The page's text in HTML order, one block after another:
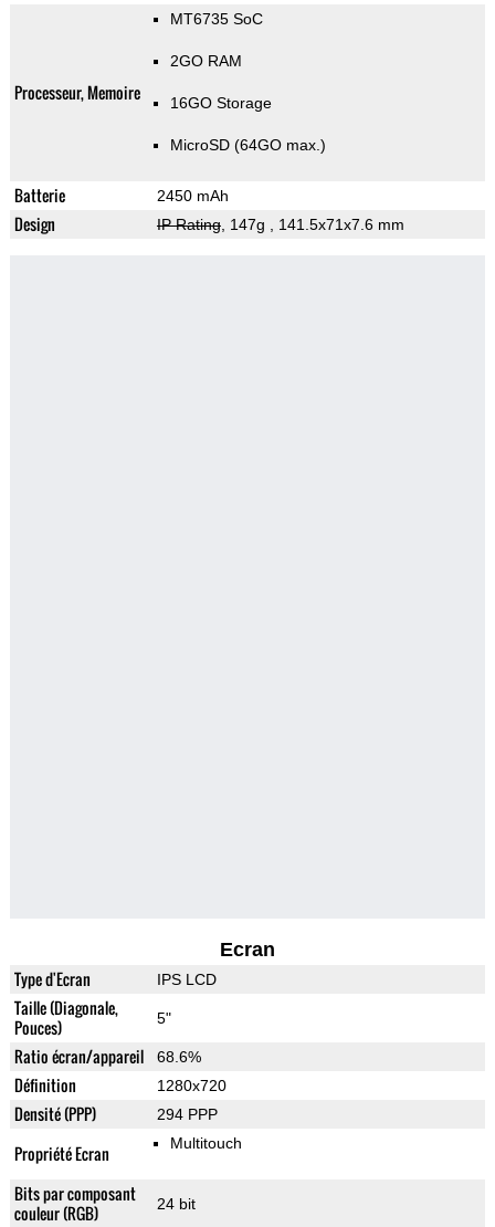
Processeur, Memoire
MT6735 SoC
2GO RAM
16GO Storage
MicroSD (64GO max.)
Batterie 2450 mAh
Design IP Rating, 147g , 141.5x71x7.6 mm
Ecran
Type d'Ecran IPS LCD
Taille (Diagonale,
Pouces)
5"
Ratio écran/appareil 68.6%
Définition 1280x720
Densité (PPP) 294 PPP
Propriété Ecran Multitouch
Bits par composant
couleur (RGB)
24 bit